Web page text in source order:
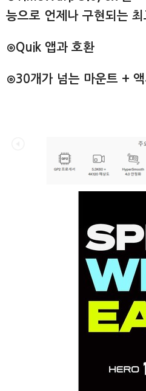
능으로 언제나 구현되는
⊙Quik 앱과 호환
⊙30개가 넘는 마운트 +